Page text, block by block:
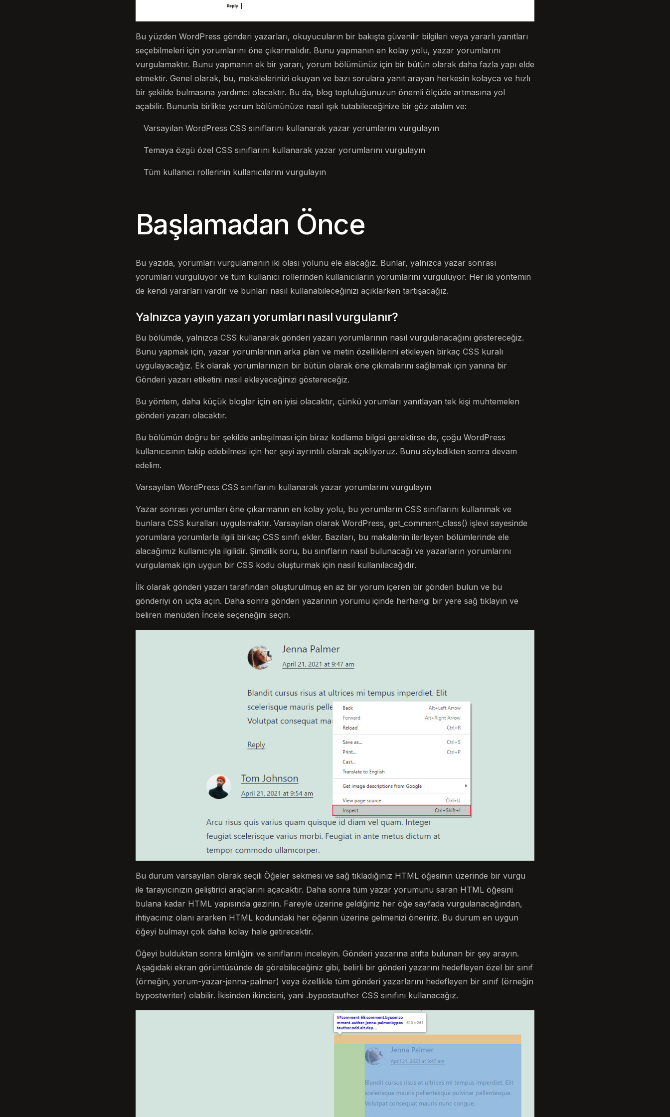
Bu yüzden WordPress gönderi yazarları, okuyucuların bir bakışta güvenilir bilgileri veya yararlı yanıtları
seçebilmeleri için yorumlarını öne çıkarmalıdır. Bunu yapmanın en kolay yolu, yazar yorumlarını
vurgulamaktır. Bunu yapmanın ek bir yararı, yorum bölümünüz için bir bütün olarak daha fazla yapı elde
etmektir. Genel olarak, bu, makalelerinizi okuyan ve bazı sorulara yanıt arayan herkesin kolayca ve hızlı
bir şekilde bulmasına yardımcı olacaktır. Bu da, blog topluluğunuzun önemli ölçüde artmasına yol
açabilir. Bununla birlikte yorum bölümünüze nasıl ışık tutabileceğinize bir göz atalım ve:
Varsayılan WordPress CSS sınıflarını kullanarak yazar yorumlarını vurgulayın
Temaya özgü özel CSS sınıflarını kullanarak yazar yorumlarını vurgulayın
Tüm kullanıcı rollerinin kullanıcılarını vurgulayın
Başlamadan Önce
Bu yazıda, yorumları vurgulamanın iki olası yolunu ele alacağız. Bunlar, yalnızca yazar sonrası
yorumları vurguluyor ve tüm kullanıcı rollerinden kullanıcıların yorumlarını vurguluyor. Her iki yöntemin
de kendi yararları vardır ve bunları nasıl kullanabileceğinizi açıklarken tartışacağız.
Yalnızca yayın yazarı yorumları nasıl vurgulanır?
Bu bölümde, yalnızca CSS kullanarak gönderi yazarı yorumlarının nasıl vurgulanacağını göstereceğiz.
Bunu yapmak için, yazar yorumlarının arka plan ve metin özelliklerini etkileyen birkaç CSS kuralı
uygulayacağız. Ek olarak yorumlarınızın bir bütün olarak öne çıkmalarını sağlamak için yanına bir
Gönderi yazarı etiketini nasıl ekleyeceğinizi göstereceğiz.
Bu yöntem, daha küçük bloglar için en iyisi olacaktır, çünkü yorumları yanıtlayan tek kişi muhtemelen
gönderi yazarı olacaktır.
Bu bölümün doğru bir şekilde anlaşılması için biraz kodlama bilgisi gerektirse de, çoğu WordPress
kullanıcısının takip edebilmesi için her şeyi ayrıntılı olarak açıklıyoruz. Bunu söyledikten sonra devam
edelim.
Varsayılan WordPress CSS sınıflarını kullanarak yazar yorumlarını vurgulayın
Yazar sonrası yorumları öne çıkarmanın en kolay yolu, bu yorumların CSS sınıflarını kullanmak ve
bunlara CSS kuralları uygulamaktır. Varsayılan olarak WordPress, get_comment_class() işlevi sayesinde
yorumlara yorumlarla ilgili birkaç CSS sınıfı ekler. Bazıları, bu makalenin ilerleyen bölümlerinde ele
alacağımız kullanıcıyla ilgilidir. Şimdilik soru, bu sınıfların nasıl bulunacağı ve yazarların yorumlarını
vurgulamak için uygun bir CSS kodu oluşturmak için nasıl kullanılacağıdır.
İlk olarak gönderi yazarı tarafından oluşturulmuş en az bir yorum içeren bir gönderi bulun ve bu
gönderiyi ön uçta açın. Daha sonra gönderi yazarının yorumu içinde herhangi bir yere sağ tıklayın ve
beliren menüden İncele seçeneğini seçin.
Bu durum varsayılan olarak seçili Öğeler sekmesi ve sağ tıkladığınız HTML öğesinin üzerinde bir vurgu
ile tarayıcınızın geliştirici araçlarını açacaktır. Daha sonra tüm yazar yorumunu saran HTML öğesini
bulana kadar HTML yapısında gezinin. Fareyle üzerine geldiğiniz her öğe sayfada vurgulanacağından,
ihtiyacınız olanı ararken HTML kodundaki her öğenin üzerine gelmenizi öneririz. Bu durum en uygun
öğeyi bulmayı çok daha kolay hale getirecektir.
Öğeyi bulduktan sonra kimliğini ve sınıflarını inceleyin. Gönderi yazarına atıfta bulunan bir şey arayın.
Aşağıdaki ekran görüntüsünde de görebileceğiniz gibi, belirli bir gönderi yazarını hedefleyen özel bir sınıf
(örneğin, yorum-yazar-jenna-palmer) veya özellikle tüm gönderi yazarlarını hedefleyen bir sınıf (örneğin
bypostwriter) olabilir. İkisinden ikincisini, yani .bypostauthor CSS sınıfını kullanacağız.